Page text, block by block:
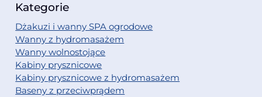
Kategorie
Dżakuzi i wanny SPA ogrodowe
Wanny z hydromasażem
Wanny wolnostojące
Kabiny prysznicowe
Kabiny prysznicowe z hydromasażem
Baseny z przeciwprądem